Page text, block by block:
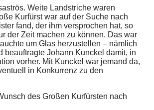
Weite Landstriche waren
Kurfürst war auf der Suche nach
fand, der ihm versprochen hat, so
der Zeit machen zu können. Das war
um Glas herzustellen – nämlich
beauftragte Johann Kunckel damit, in
vorher. Mit Kunckel war jemand da,
in Konkurrenz zu den
des Großen Kurfürsten nach